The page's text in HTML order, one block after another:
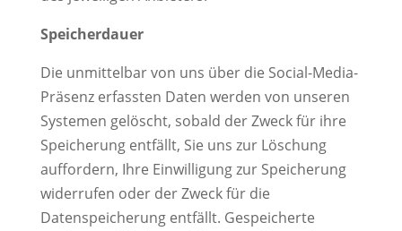
Speicherdauer
Die unmittelbar von uns über die Social-Media-
Präsenz erfassten Daten werden von unseren
Systemen gelöscht, sobald der Zweck für ihre
Speicherung entfällt, Sie uns zur Löschung
auffordern, Ihre Einwilligung zur Speicherung
widerrufen oder der Zweck für die
Datenspeicherung entfällt. Gespeicherte